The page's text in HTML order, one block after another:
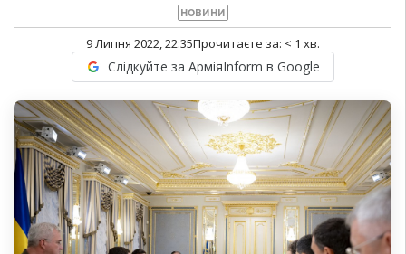
НОВИНИ
9 Липня 2022, 22:35Прочитаєте за: < 1 хв.
Слідкуйте за АрміяInform в Google